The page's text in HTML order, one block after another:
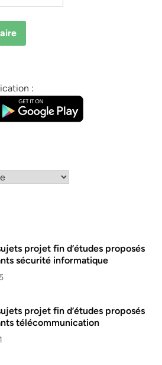
:
projet fin d’études proposés
sécurité informatique
projet fin d’études proposés
télécommunication